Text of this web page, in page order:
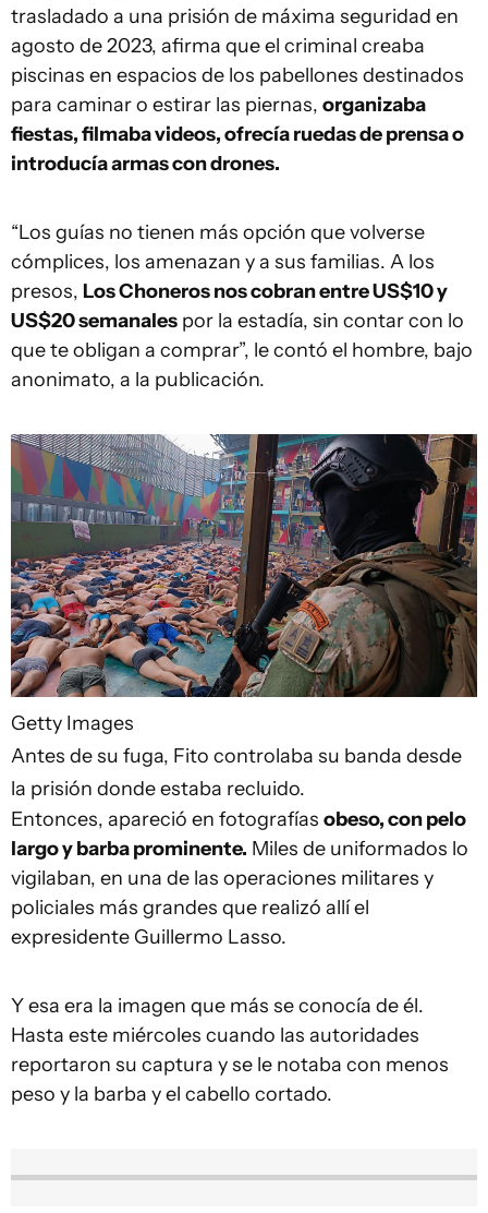
trasladado a una prisión de máxima seguridad en
agosto de 2023, afirma que el criminal creaba
piscinas en espacios de los pabellones destinados
para caminar o estirar las piernas, organizaba
fiestas, filmaba videos, ofrecía ruedas de prensa o
introducía armas con drones.
“Los guías no tienen más opción que volverse
cómplices, los amenazan y a sus familias. A los
presos, Los Choneros nos cobran entre US$10 y
US$20 semanales por la estadía, sin contar con lo
que te obligan a comprar”, le contó el hombre, bajo
anonimato, a la publicación.
Getty Images
Antes de su fuga, Fito controlaba su banda desde
la prisión donde estaba recluido.
Entonces, apareció en fotografías obeso, con pelo
largo y barba prominente. Miles de uniformados lo
vigilaban, en una de las operaciones militares y
policiales más grandes que realizó allí el
expresidente Guillermo Lasso.
Y esa era la imagen que más se conocía de él.
Hasta este miércoles cuando las autoridades
reportaron su captura y se le notaba con menos
peso y la barba y el cabello cortado.